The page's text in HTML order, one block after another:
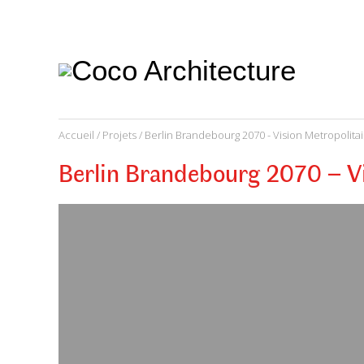
urbanisme,
etc.
Accueil / Projets/ Berlin Brandebourg 2070 - Vision
Berlin Brandebourg 2070 –